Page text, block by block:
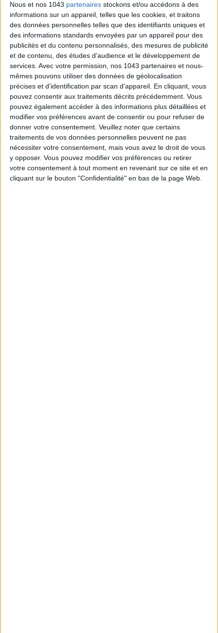
Nous et nos 1043 partenaires stockons et/ou accédons à des
informations sur un appareil, telles que les cookies, et traitons
des données personnelles telles que des identifiants uniques et
des informations standards envoyées par un appareil pour des
publicités et du contenu personnalisés, des mesures de publicité
et de contenu, des études d'audience et le développement de
services. Avec votre permission, nos 1043 partenaires et nous-
mêmes pouvons utiliser des données de géolocalisation
précises et d’identification par scan d'appareil. En cliquant, vous
pouvez consentir aux traitements décrits précédemment. Vous
pouvez également accéder à des informations plus détaillées et
modifier vos préférences avant de consentir ou pour refuser de
donner votre consentement. Veuillez noter que certains
traitements de vos données personnelles peuvent ne pas
nécessiter votre consentement, mais vous avez le droit de vous
y opposer. Vous pouvez modifier vos préférences ou retirer
votre consentement à tout moment en revenant sur ce site et en
cliquant sur le bouton "Confidentialité" en bas de la page Web.
SPF 50 SUNSCREENS YOU'LL ACTUALLY WANT TO SLATHER ON
THE BEST HOTELS FOR A SPA AND GASTRONOMY WEEKEND